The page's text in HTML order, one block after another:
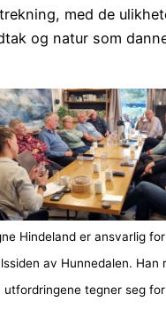
med de
og natur som
Hindeland er ansvarlig
av Hunnedalen. Han
utfordringene tegner seg for